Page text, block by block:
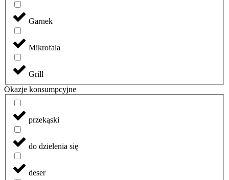
Garnek
Mikrofala
Grill
Okazje konsumpcyjne
przekąski
do dzielenia się
deser